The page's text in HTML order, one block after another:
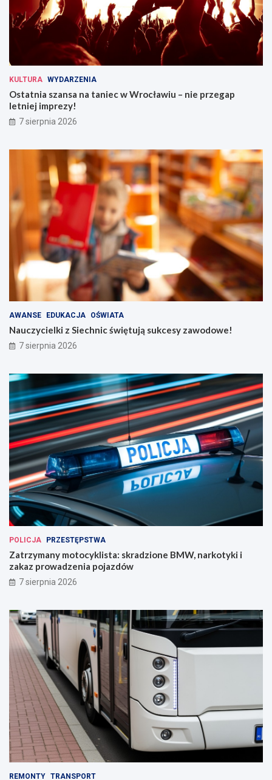
KULTURA WYDARZENIA
Ostatnia szansa na taniec w Wrocławiu – nie przegap
letniej imprezy!
7 sierpnia 2026
AWANSE EDUKACJA OŚWIATA
Nauczycielki z Siechnic świętują sukcesy zawodowe!
7 sierpnia 2026
POLICJA PRZESTĘPSTWA
Zatrzymany motocyklista: skradzione BMW, narkotyki i
zakaz prowadzenia pojazdów
7 sierpnia 2026
REMONTY TRANSPORT